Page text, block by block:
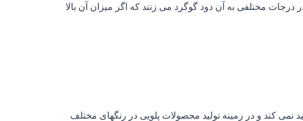
مختلفی به آن دود گوگرد می زنند که اگر میزان آن بالا
نمی کند و در زمینه تولید محصولات پلویی در رنگهای مختلف